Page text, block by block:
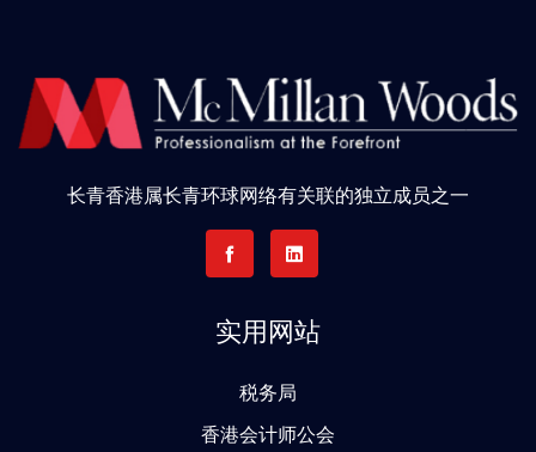
长青香港属长青环球网络有关联的独立成员之一
实用网站
税务局
香港会计师公会